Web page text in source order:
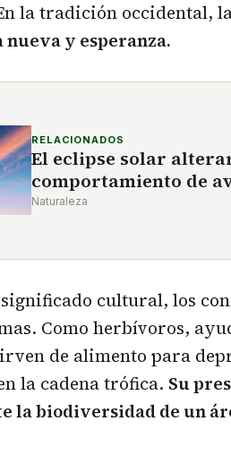
la tradición occidental, la
nueva y esperanza.
RELACIONADOS
El eclipse solar
comportamiento de
Naturaleza
significado cultural, los
Como herbívoros,
de alimento para
la cadena trófica. Su
la biodiversidad de un